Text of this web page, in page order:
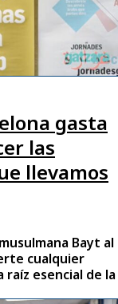
gasta
las
llevamos
Bayt al
cualquier
esencial de la